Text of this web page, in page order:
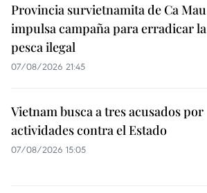
Provincia survietnamita de Ca Mau
impulsa campaña para erradicar la
pesca ilegal
07/08/2026 21:45
Vietnam busca a tres acusados por
actividades contra el Estado
07/08/2026 15:05